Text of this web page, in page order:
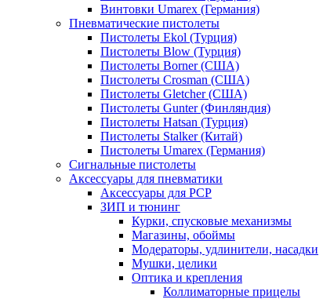
Винтовки Umarex (Германия)
Пневматические пистолеты
Пистолеты Ekol (Турция)
Пистолеты Blow (Турция)
Пистолеты Borner (США)
Пистолеты Crosman (США)
Пистолеты Gletcher (США)
Пистолеты Gunter (Финляндия)
Пистолеты Hatsan (Турция)
Пистолеты Stalker (Китай)
Пистолеты Umarex (Германия)
Сигнальные пистолеты
Аксессуары для пневматики
Аксессуары для PCP
ЗИП и тюнинг
Курки, спусковые механизмы
Магазины, обоймы
Модераторы, удлинители, насадки
Мушки, целики
Оптика и крепления
Коллиматорные прицелы